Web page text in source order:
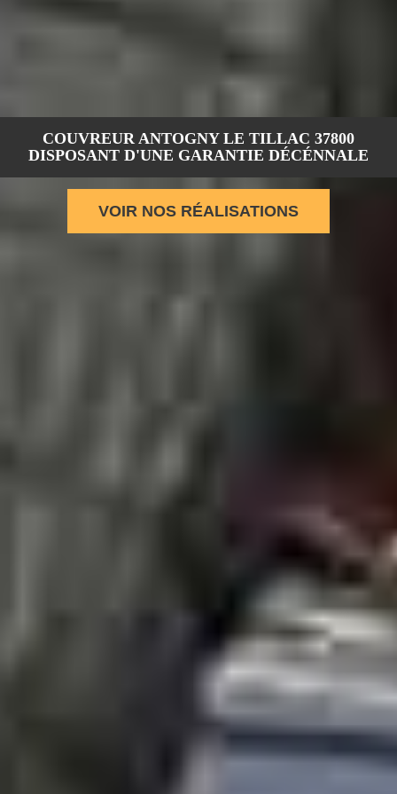
COUVREUR ANTOGNY LE TILLAC 37800
DISPOSANT D'UNE GARANTIE DÉCÉNNALE
VOIR NOS RÉALISATIONS